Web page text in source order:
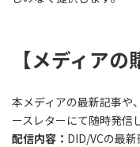
【メディアの
本メディアの最新記事や
ースレターにて随時発信
配信内容： DID/VCの最